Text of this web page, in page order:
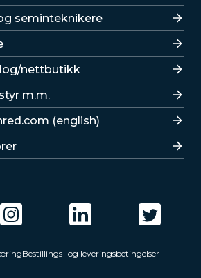
seminteknikere
nettbutikk
m.m.
(english)
Bestillings- og leveringsbetingelser